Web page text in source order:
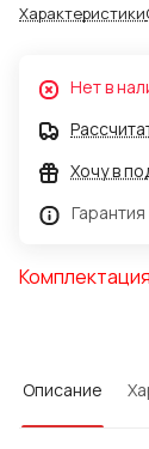
Характеристики
Нет в
Хочу в
Описание